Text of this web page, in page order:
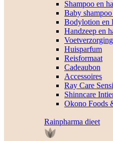
Shampoo en
Baby
Bodylotion en
Handzeep en
Voetverzorging
Huisparfum
Reisformaat
Cadeaubon
Accessoires
Ray Care
Shinncare
Okono Foods
Rainpharma dieet